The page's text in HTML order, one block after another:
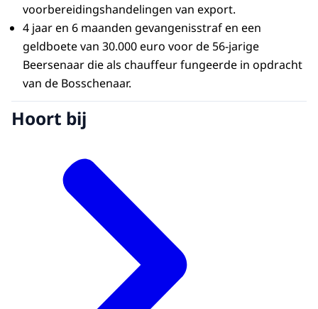
voorbereidingshandelingen van export.
4 jaar en 6 maanden gevangenisstraf en een
geldboete van 30.000 euro voor de 56-jarige
Beersenaar die als chauffeur fungeerde in opdracht
van de Bosschenaar.
Hoort bij